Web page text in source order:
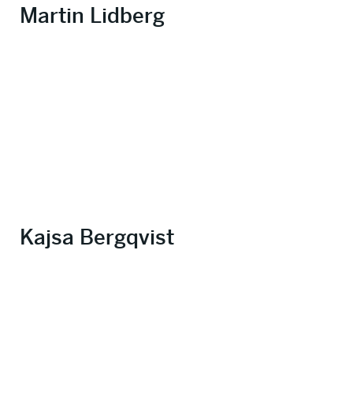
Martin Lidberg
Kajsa Bergqvist